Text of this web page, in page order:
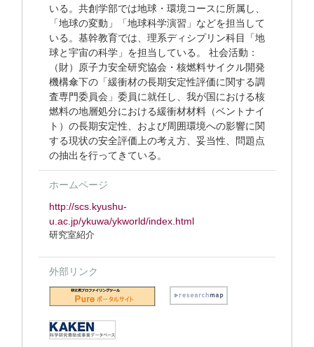
いる。共創学部では地球・環境コースに所属し、
「地球の変動」「地球科学演習」などを担当して
いる。基幹教育では、理系ディシプリン科目「地
球と宇宙の科学」を担当している。 社会活動：
（財）原子力安全研究協会・核燃料サイクル開発
機構傘下の「緩衝材の長期安定性評価に関する調
査専門委員会」委員に就任し、我が国における核
燃料の地層処分における緩衝材材料（ベントナイ
ト）の長期安定性、および周囲環境への影響に関
する現状の安全評価上の考え方、妥当性、問題点
の抽出を行ってきている。
ホームページ
http://scs.kyushu-
u.ac.jp/ykuwa/ykworld/index.html
研究室紹介
外部リンク